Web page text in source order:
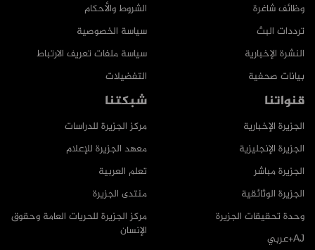
الشروط والأحكام
سياسة الخصوصية
سياسة ملفات تعريف الارتباط
التفضيلات
وظائف شاغرة
ترددات البث
النشرة الإخبارية
بيانات صحفية
شبكتنا
مركز الجزيرة للدراسات
معهد الجزيرة للإعلام
تعلم العربية
منتدى الجزيرة
مركز الجزيرة للحريات العامة وحقوق
الإنسان
قنواتنا
الجزيرة الإخبارية
الجزيرة الإنجليزية
الجزيرة مباشر
الجزيرة الوثائقية
وحدة تحقيقات الجزيرة
AJ+عربي